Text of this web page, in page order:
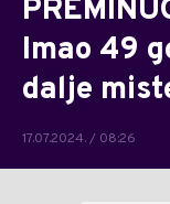
Imao 49
dalje
17.07.2024. / 08:26